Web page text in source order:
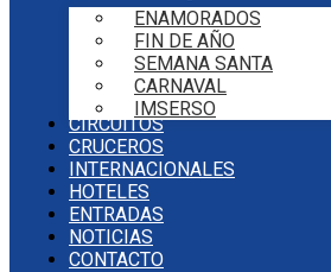
ENAMORADOS
FIN DE AÑO
SEMANA SANTA
CARNAVAL
IMSERSO
CIRCUITOS
CRUCEROS
INTERNACIONALES
HOTELES
ENTRADAS
NOTICIAS
CONTACTO